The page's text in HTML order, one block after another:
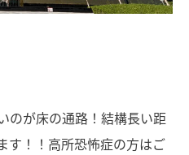
のが床の通路！結構長い距
す！！高所恐怖症の方はご